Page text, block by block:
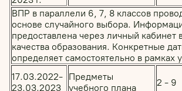
ВПР в параллели 6, 7, 8 классов
основе случайного выбора.
предоставлена через личный
качества образования. Конкретные
определяет самостоятельно в рамках
17.03.2022-
23.03.2023
Предметы
учебного плана
2 - 9